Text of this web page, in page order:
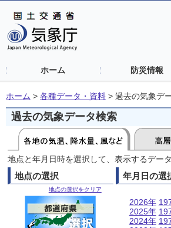
ホーム 防災情報
ホーム > 各種データ・資料 > 過去の気象デ
過去の気象データ検索
地点と年月日時を選択して、表示するデー
地点の選択
地点の選択をクリア
年月日の選
2026年
2025年
2024年